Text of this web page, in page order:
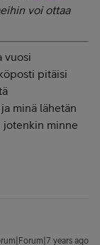
voi ottaa
vuosi
pitäisi
minä lähetän
jotenkin minne
years ago